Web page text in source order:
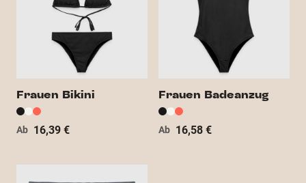
Frauen Bikini
Ab 16,39 €
Frauen Badeanzug
Ab 16,58 €